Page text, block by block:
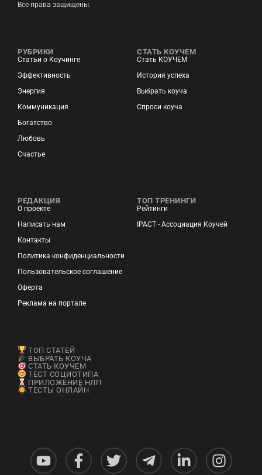
Все права защищены.
РУБРИКИ
Статьи о Коучинге
Эффективность
Энергия
Коммуникация
Богатство
Любовь
Счастье
СТАТЬ КОУЧЕМ
Стать КОУЧЕМ
История успеха
Выбрать коуча
Спроси коуча
РЕДАКЦИЯ
О проекте
Написать нам
Контакты
Политика конфиденциальности
Пользовательское соглашение
Оферта
Реклама на портале
ТОП ТРЕНИНГИ
Рейтинги
IPACT - Ассоциация Коучей
ТОП СТАТЕЙ
ВЫБРАТЬ КОУЧА
СТАТЬ КОУЧЕМ
ТЕСТ СОЦИОТИПА
ПРИЛОЖЕНИЕ НЛП
ТЕСТЫ ОНЛАЙН